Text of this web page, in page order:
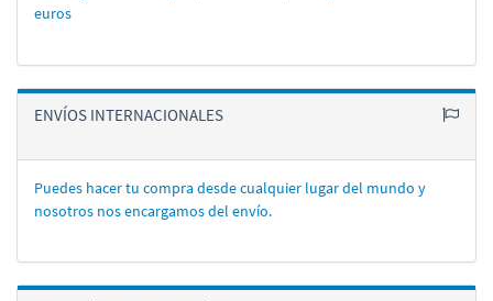
euros
ENVÍOS INTERNACIONALES
Puedes hacer tu compra desde cualquier lugar del mundo y
nosotros nos encargamos del enví­o.